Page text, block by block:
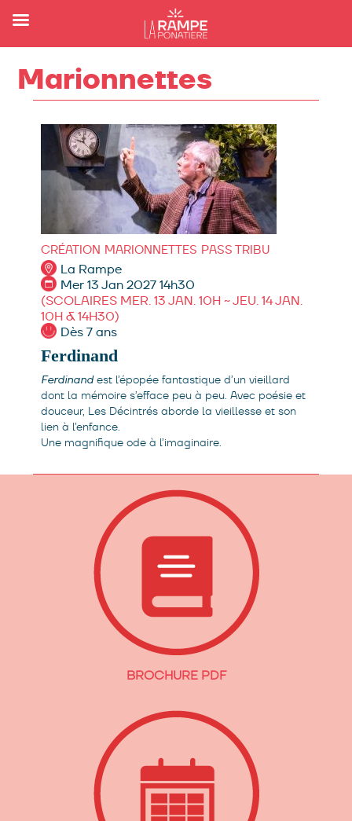
Marionnettes
Ferdinand
Ferdinandest l’épopée fantastique d’un vieillard
dont la mémoire s’efface peu à peu. Avec poésie et
douceur, Les Décintrés aborde la vieillesse et son
lien à l’enfance.
Une magnifique ode à l’imaginaire.
CRÉATION MARIONNETTES PASS TRIBU
La Rampe
Mer 13 Jan 2027 14h30
(SCOLAIRES MER. 13 JAN. 10H ~ JEU. 14 JAN.
10H & 14H30)
Dès 7 ans
BROCHURE PDF